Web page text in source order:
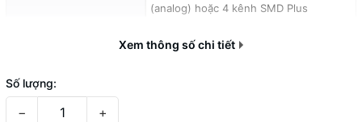
(analog) hoặc 4 kênh SMD Plus
Ghi hình camera độ phân giải tất cả
Xem thông số chi tiết
Số lượng:
− +